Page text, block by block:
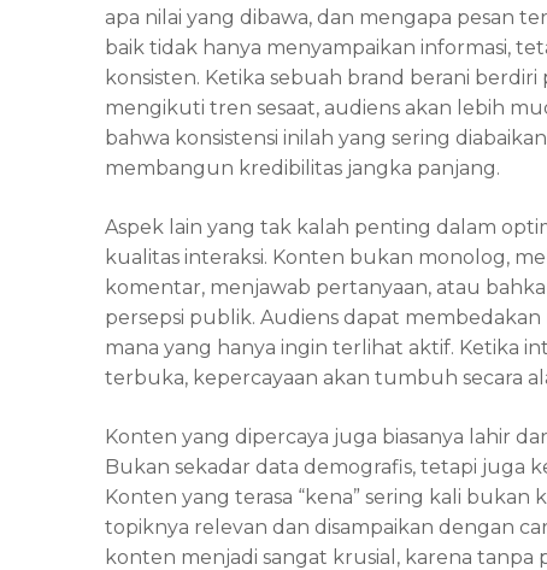
apa nilai yang dibawa, dan mengapa pesan
baik tidak hanya menyampaikan informasi,
konsisten. Ketika sebuah brand berani
mengikuti tren sesaat, audiens akan lebih
bahwa konsistensi inilah yang sering
membangun kredibilitas jangka panjang.
Aspek lain yang tak kalah penting dalam
kualitas interaksi. Konten bukan monolog,
komentar, menjawab pertanyaan, atau
persepsi publik. Audiens dapat
mana yang hanya ingin terlihat aktif. Ketika
terbuka, kepercayaan akan tumbuh secara
Konten yang dipercaya juga biasanya lahir
Bukan sekadar data demografis, tetapi juga
Konten yang terasa “kena” sering kali
topiknya relevan dan disampaikan dengan
konten menjadi sangat krusial, karena tanpa